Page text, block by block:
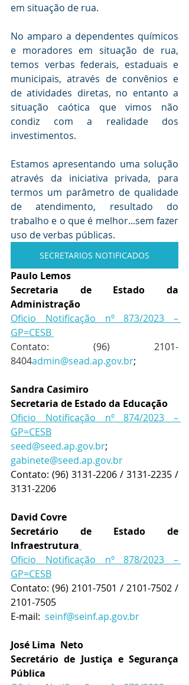
em situação de rua.
No amparo a dependentes químicos
e moradores em situação de rua,
temos verbas federais, estaduais e
municipais, através de convênios e
de atividades diretas, no entanto a
situação caótica que vimos não
condiz com a realidade dos
investimentos.
Estamos apresentando uma solução
através da iniciativa privada, para
termos um parâmetro de qualidade
de atendimento, resultado do
trabalho e o que é melhor...sem fazer
uso de verbas públicas.
SECRETARIOS NOTIFICADOS
Paulo Lemos
Secretaria de Estado da
Administração
Oficio Notificação nº 873/2023 –
GP=CESB
Contato: (96) 2101-
8404admin@sead.ap.gov.br;
Sandra Casimiro
Secretaria de Estado da Educação
Oficio Notificação nº 874/2023 –
GP=CESB
seed@seed.ap.gov.br
gabinete@seed.ap.gov.br
Contato: (96) 3131-2206 / 3131-2235 /
3131-2206
David Covre
Secretário de Estado de
Infraestrutura
Oficio Notificação nº 878/2023 –
GP=CESB
Contato: (96) 2101-7501 / 2101-7502 /
2101-7505
E-mail: seinf@seinf.ap.gov.br
José Lima Neto
Secretário de Justiça e Segurança
Pública